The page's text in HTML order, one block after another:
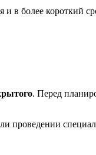
в более короткий
. Перед
проведении